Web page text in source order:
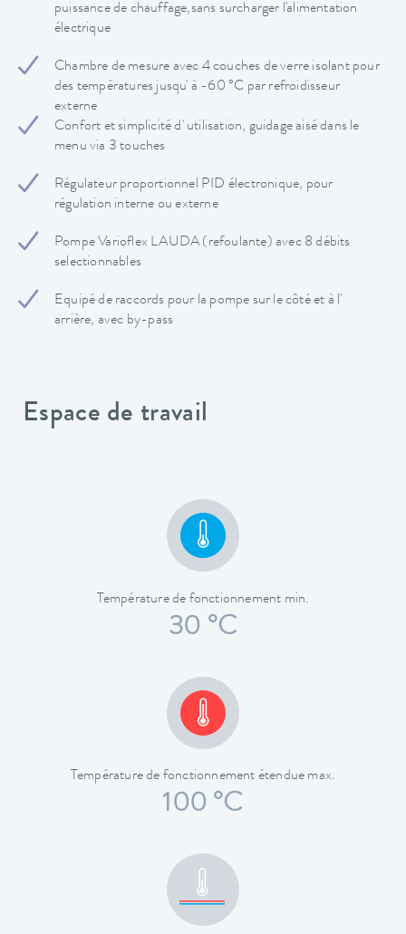
puissance de chauffage,sans surcharger l'alimentation
électrique
Chambre de mesure avec 4 couches de verre isolant pour
des températures jusqu' à -60 °C par refroidisseur
externe
Confort et simplicité d' utilisation, guidage aisé dans le
menu via 3 touches
Régulateur proportionnel PID électronique, pour
régulation interne ou externe
Pompe Varioflex LAUDA (refoulante) avec 8 débits
selectionnables
Equipé de raccords pour la pompe sur le côté et à l'
arrière, avec by-pass
Espace de travail
Température de fonctionnement min.
30 °C
Température de fonctionnement étendue max.
100 °C